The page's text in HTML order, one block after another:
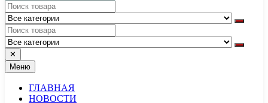
✕
Меню
ГЛАВНАЯ
НОВОСТИ